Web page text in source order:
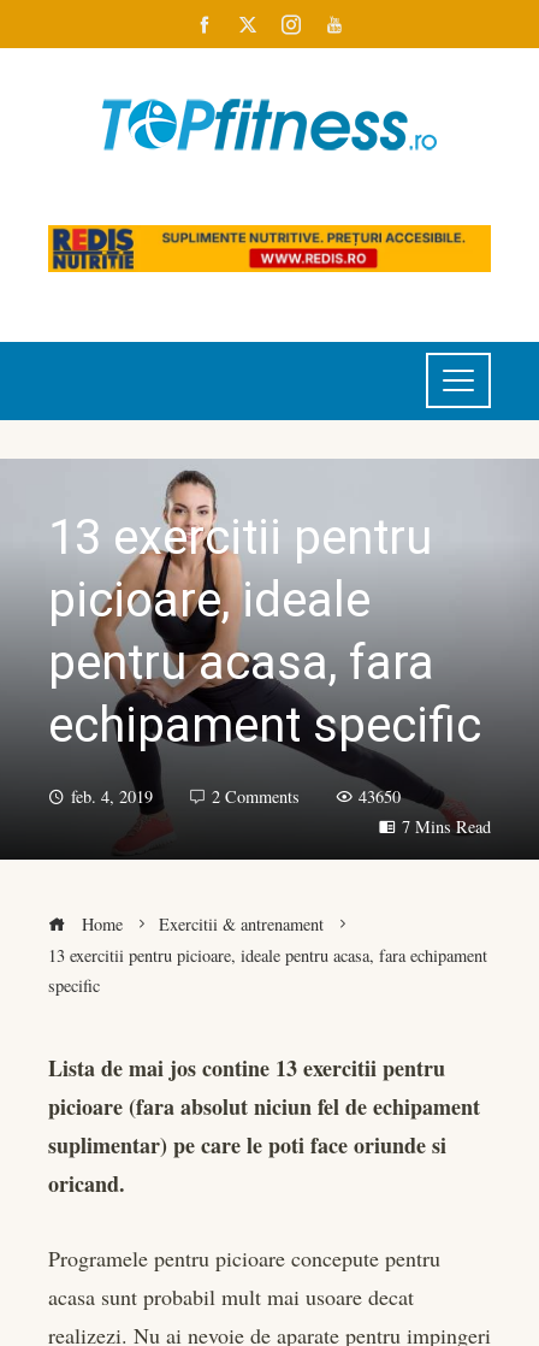
13 exercitii pentru
picioare, ideale
pentru acasa, fara
echipament specific
feb. 4, 2019 2 Comments
43650
7 Mins Read
Home
Exercitii & antrenament
13 exercitii pentru picioare, ideale pentru acasa, fara echipament
specific
Lista de mai jos contine 13 exercitii pentru
picioare (fara absolut niciun fel de echipament
suplimentar) pe care le poti face oriunde si
oricand.
Programele pentru picioare concepute pentru
acasa sunt probabil mult mai usoare decat
realizezi. Nu ai nevoie de aparate pentru impingeri